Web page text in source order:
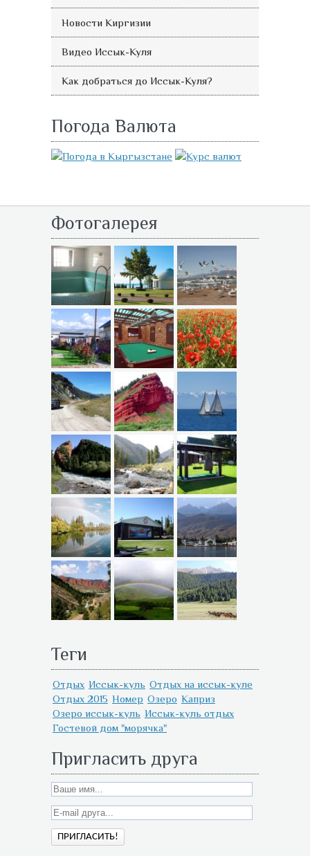
Новости Киргизии
Видео Иссык-Куля
Как добраться до Иссык-Куля?
Погода Валюта
Фотогалерея
Теги
Отдых Иссык-куль Отдых на иссык-куле
Отдых 2015 Номер Озеро Каприз
Озеро иссык-куль Иссык-куль отдых
Гостевой дом "морячка"
Пригласить друга